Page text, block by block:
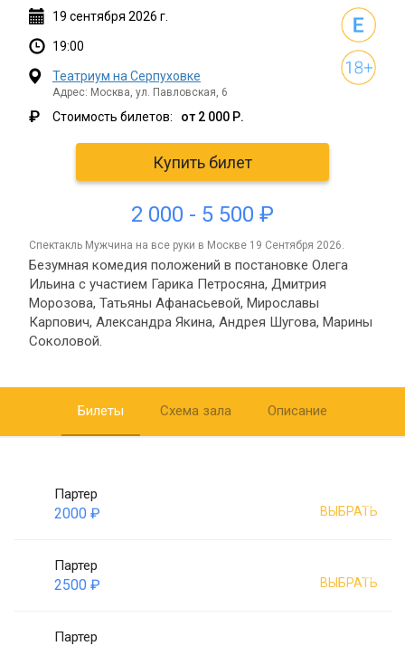
19 сентября 2026 г.
19:00
Театриум на Серпуховке
Адрес: Москва, ул. Павловская, 6
₽ Стоимость билетов: от 2 000 Р.
Купить билет
2 000 - 5 500 ₽
спектакль Мужчина на все руки в Москве 19 Сентября 2026.
Безумная комедия положений в постановке Олега
Ильина с участием Гарика Петросяна, Дмитрия
Морозова, Татьяны Афанасьевой, Мирославы
Карпович, Александра Якина, Андрея Шугова, Марины
Соколовой.
Билеты Схема зала Описание
Партер
2000 ₽ ВЫБРАТЬ
Партер
2500 ₽ ВЫБРАТЬ
Партер